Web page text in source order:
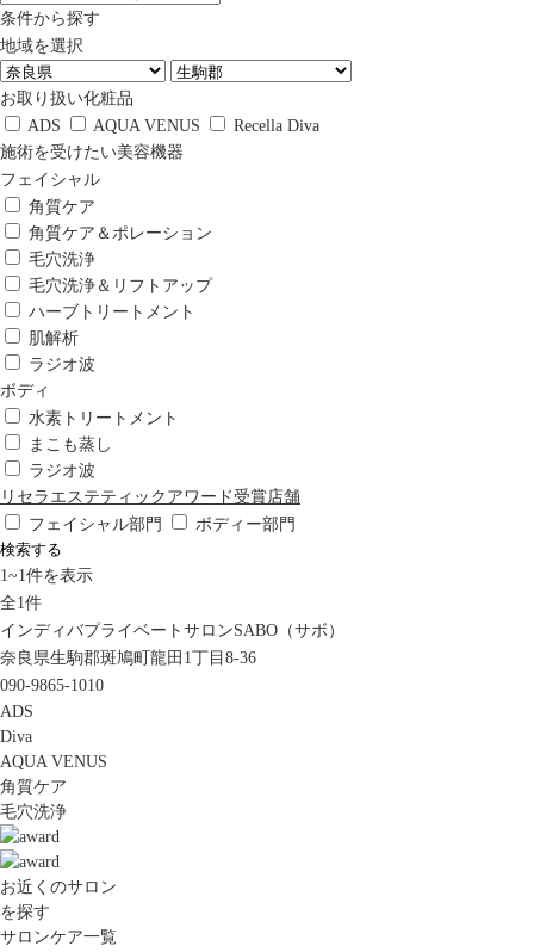
条件から探す
地域を選択
お取り扱い化粧品
ADS
AQUA VENUS
Recella Diva
施術を受けたい美容機器
フェイシャル
角質ケア
角質ケア＆ポレーション
毛穴洗浄
毛穴洗浄＆リフトアップ
ハーブトリートメント
肌解析
ラジオ波
ボディ
水素トリートメント
まこも蒸し
ラジオ波
リセラエステティックアワード受賞店舗
フェイシャル部門
ボディー部門
検索する
1~1件を表示
全1件
インディバプライベートサロンSABO（サボ）
奈良県生駒郡斑鳩町龍田1丁目8-36
090-9865-1010
ADS
Diva
AQUA VENUS
角質ケア
毛穴洗浄
お近くのサロン
を探す
サロンケア一覧